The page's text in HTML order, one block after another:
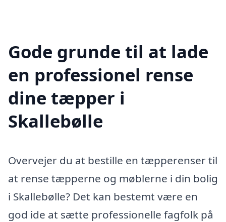
Gode grunde til at lade
en professionel rense
dine tæpper i
Skallebølle
Overvejer du at bestille en tæpperenser til
at rense tæpperne og møblerne i din bolig
i Skallebølle? Det kan bestemt være en
god ide at sætte professionelle fagfolk på